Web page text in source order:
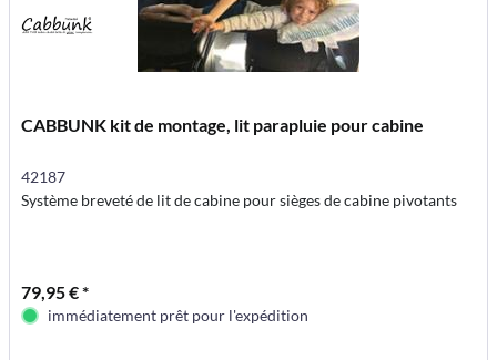
CABBUNK kit de montage, lit parapluie pour cabine
42187
Système breveté de lit de cabine pour sièges de cabine pivotants
79,95 € *
immédiatement prêt pour l'expédition